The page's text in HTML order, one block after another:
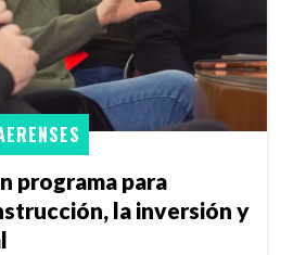
programa para
la inversión y